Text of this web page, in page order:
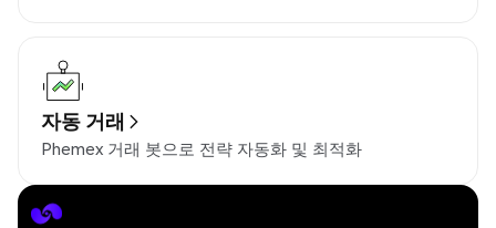
자동 거래
Phemex 거래 봇으로 전략 자동화 및 최적화